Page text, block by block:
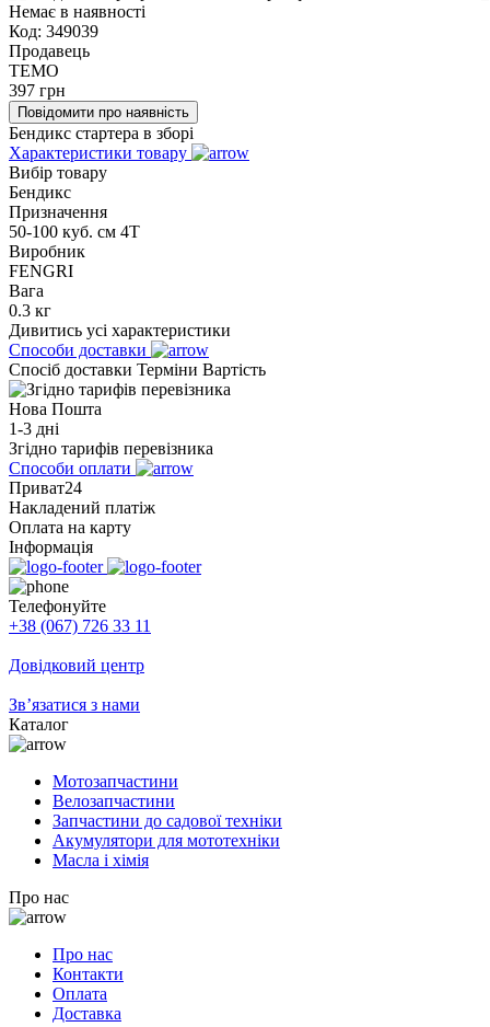
Немає в наявності
Код: 349039
Продавець
TEMO
397 грн
Повідомити про наявність
Бендикс стартера в зборі
Характеристики товару
Вибір товару
Бендикс
Призначення
50-100 куб. см 4Т
Виробник
FENGRI
Вага
0.3 кг
Дивитись усі характеристики
Способи доставки
Спосіб доставки Терміни Вартість
Нова Пошта
1-3 дні
Згідно тарифів перевізника
Способи оплати
Приват24
Накладений платіж
Оплата на карту
Інформація
Телефонуйте
+38 (067) 726 33 11
Довідковий центр
Зв’язатися з нами
Каталог
Мотозапчастини
Велозапчастини
Запчастини до садової техніки
Акумулятори для мототехніки
Масла і хімія
Про нас
Про нас
Контакти
Оплата
Доставка